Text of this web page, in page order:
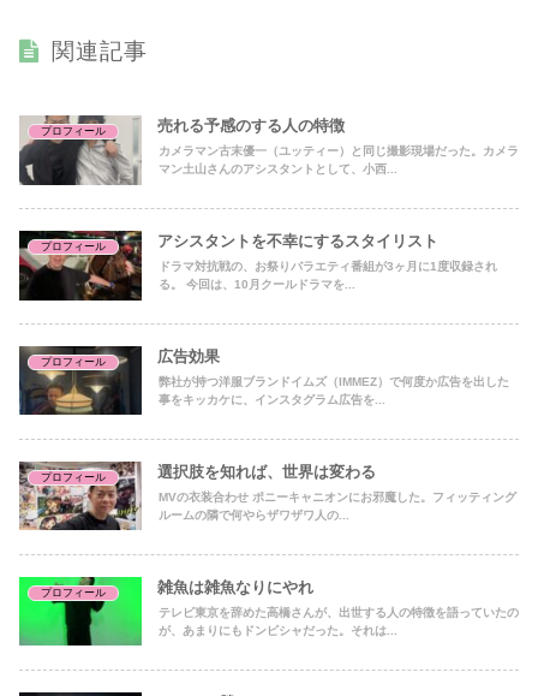
関連記事
プロフィール 売れる予感のする人の特徴
カメラマン古末優一（ユッティー）と同じ撮影現場だった。カメラ
マン土山さんのアシスタントとして、小西...
プロフィール アシスタントを不幸にするスタイリスト
ドラマ対抗戦の、お祭りバラエティ番組が3ヶ月に1度収録され
る。 今回は、10月クールドラマを...
プロフィール 広告効果
弊社が持つ洋服ブランドイムズ（IMMEZ）で何度か広告を出した
事をキッカケに、インスタグラム広告を...
プロフィール 選択肢を知れば、世界は変わる
MVの衣装合わせ ポニーキャニオンにお邪魔した。フィッティング
ルームの隣で何やらザワザワ人の...
プロフィール 雑魚は雑魚なりにやれ
テレビ東京を辞めた高橋さんが、出世する人の特徴を語っていたの
が、あまりにもドンピシャだった。それは...